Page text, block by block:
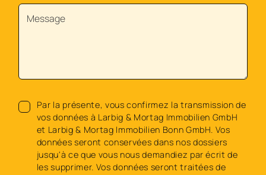
Par la présente, vous confirmez la transmission de
vos données à Larbig & Mortag Immobilien GmbH
et Larbig & Mortag Immobilien Bonn GmbH. Vos
données seront conservées dans nos dossiers
jusqu'à ce que vous nous demandiez par écrit de
les supprimer. Vos données seront traitées de